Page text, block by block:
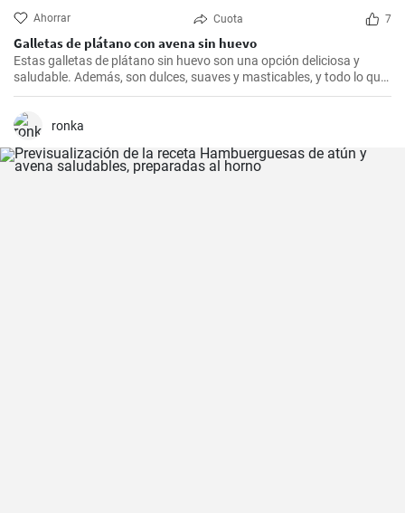
Ahorrar Cuota 7
Galletas de plátano con avena sin huevo
Estas galletas de plátano sin huevo son una opción deliciosa y
saludable. Además, son dulces, suaves y masticables, y todo lo que
necesitas es un plátano, avena y un toque de edulcorante.
ronka